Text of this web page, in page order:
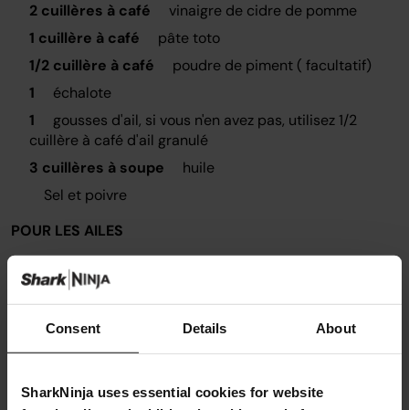
Consent Details About
SharkNinja uses essential cookies for website
2 cuillères à café
vinaigre de cidre de pomme
1 cuillère à café
pâte toto
1/2 cuillère à café
poudre de piment ( facultatif)
1
échalote
1
gousses d'ail, si vous n'en avez pas, utilisez 1/2
cuillère à café d'ail granulé
3 cuillères à soupe
huile
Sel et poivre
POUR LES AILES
ailes
Sel et poivre
500ml
sauce